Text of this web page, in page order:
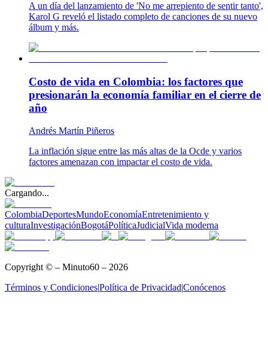
A un día del lanzamiento de 'No me arrepiento de sentir tanto',
Karol G reveló el listado completo de canciones de su nuevo
álbum y más.
Costo de vida en Colombia: los factores que
presionarán la economía familiar en el cierre de
año
Andrés Martín Piñeros
La inflación sigue entre las más altas de la Ocde y varios
factores amenazan con impactar el costo de vida.
Cargando...
ColombiaDeportesMundoEconomíaEntretenimiento y
culturaInvestigaciónBogotáPolíticaJudicialVida moderna
Copyright © – Minuto60 – 2026
Términos y Condiciones|Política de Privacidad|Conócenos